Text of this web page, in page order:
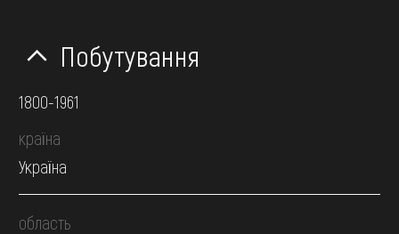
Побутування
1800-1961
країна
Україна
область